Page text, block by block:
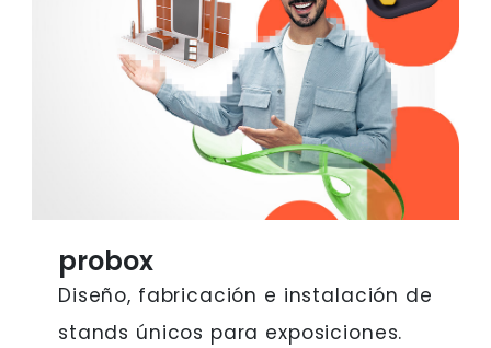
probox
Diseño, fabricación e instalación de
stands únicos para exposiciones.